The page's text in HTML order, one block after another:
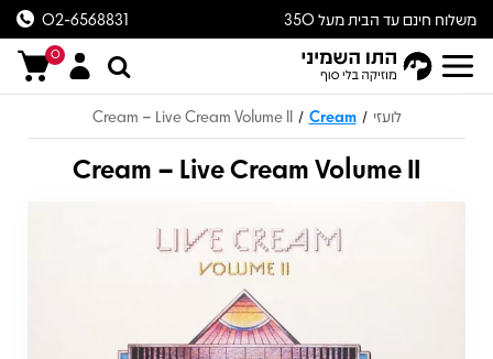
משלוח חינם עד הבית מעל 350
ש״ח
02-6568831
0
לועזי /
Cream
/
Cream – Live Cream Volume II
Cream – Live Cream Volume II